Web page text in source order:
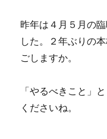
昨年は４月５月の
した。２年ぶりの
ごしますか。
「やるべきこと」
くださいね。